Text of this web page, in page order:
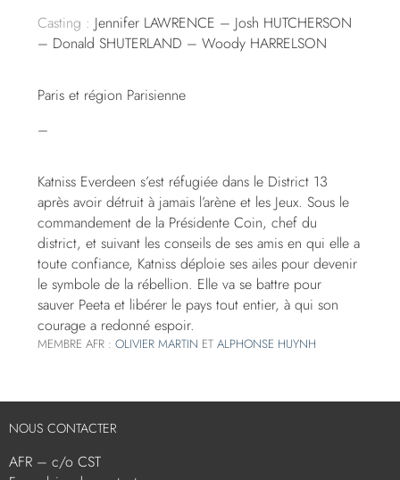
Casting : Jennifer LAWRENCE – Josh HUTCHERSON
– Donald SHUTERLAND – Woody HARRELSON
Paris et région Parisienne
–
Katniss Everdeen s’est réfugiée dans le District 13
après avoir détruit à jamais l’arène et les Jeux. Sous le
commandement de la Présidente Coin, chef du
district, et suivant les conseils de ses amis en qui elle a
toute confiance, Katniss déploie ses ailes pour devenir
le symbole de la rébellion. Elle va se battre pour
sauver Peeta et libérer le pays tout entier, à qui son
courage a redonné espoir.
MEMBRE AFR :OLIVIER MARTIN ETALPHONSE HUYNH
NOUS CONTACTER
AFR – c/o CST